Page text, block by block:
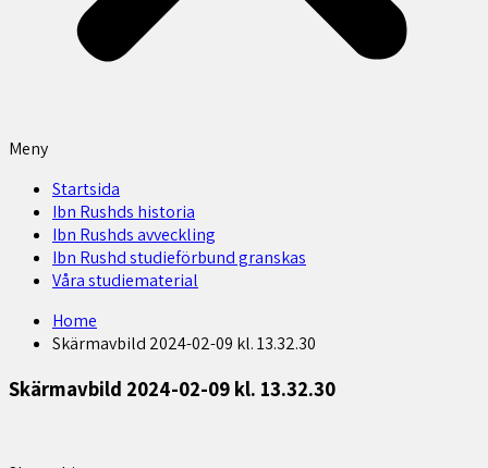
Meny
Startsida
Ibn Rushds historia
Ibn Rushds avveckling
Ibn Rushd studieförbund granskas​
Våra studiematerial
Home
Skärmavbild 2024-02-09 kl. 13.32.30
Skärmavbild 2024-02-09 kl. 13.32.30